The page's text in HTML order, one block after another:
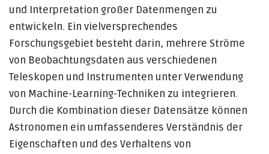
und Interpretation großer Datenmengen zu
entwickeln. Ein vielversprechendes
Forschungsgebiet besteht darin, mehrere Ströme
von Beobachtungsdaten aus verschiedenen
Teleskopen und Instrumenten unter Verwendung
von Machine-Learning-Techniken zu integrieren.
Durch die Kombination dieser Datensätze können
Astronomen ein umfassenderes Verständnis der
Eigenschaften und des Verhaltens von